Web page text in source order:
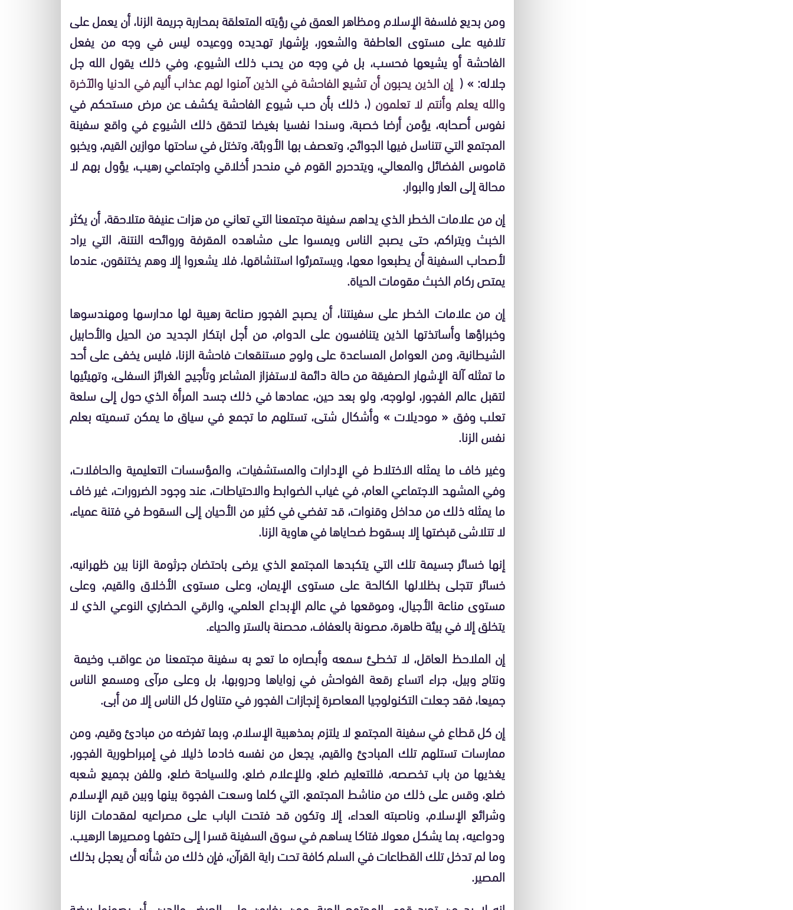
ومن بديع فلسفة الإسلام ومظاهر العمق في رؤيته المتعلقة بمحاربة جريمة الزنا، أن يعمل على
تلافيه على مستوى العاطفة والشعور، بإشهار تهديده ووعيده ليس في وجه من يفعل
الفاحشة أو يشيعها فحسب، بل في وجه من يحب ذلك الشيوع، وفي ذلك يقول الله جل
جلاله: »( إن الذين يحبون أن تشيع الفاحشة في الذين آمنوا لهم عذاب أليم في الدنيا والآخرة
والله يعلم وأنتم لا تعلمون (،ذلك بأن حب شيوع الفاحشة يكشف عن مرض مستحكم في
نفوس أصحابه، يؤمن أرضا خصبة، وسندا نفسيا بغيضا لتحقق ذلك الشيوع في واقع سفينة
المجتمع التي تتناسل فيها الجوائح، وتعصف بها الأوبئة، وتختل في ساحتها موازين القيم، ويخبو
قاموس الفضائل والمعالي، ويتدحرج القوم في منحدر أخلاقي واجتماعي رهيب، يؤول بهم لا
محالة إلى العار والبوار.
إن من علامات الخطر الذي يداهم سفينة مجتمعنا التي تعاني من هزات عنيفة متلاحقة، أن يكثر
الخبث ويتراكم، حتى يصبح الناس ويمسوا على مشاهده المقرفة وروائحه النتنة، التي يراد
لأصحاب السفينة أن يطبعوا معها، ويستمرئوا استنشاقها، فلا يشعروا إلا وهم يختنقون، عندما
يمتص ركام الخبث مقومات الحياة.
إن من علامات الخطر على سفينتنا، أن يصبح الفجور صناعة رهيبة لها مدارسها ومهندسوها
وخبراؤها وأساتذتها الذين يتنافسون على الدوام، من أجل ابتكار الجديد من الحيل والأحابيل
الشيطانية، ومن العوامل المساعدة على ولوج مستنقعات فاحشة الزنا، فليس يخفى على أحد
ما تمثله آلة الإشهار الصفيقة من حالة دائمة لاستفزاز المشاعر وتأجيج الغرائز السفلى، وتهيئيها
لتقبل عالم الفجور، لولوجه، ولو بعد حين، عمادها في ذلك جسد المرأة الذي حول إلى سلعة
تعلب وفق « موديلات » وأشكال شتى، تستلهم ما تجمع في سياق ما يمكن تسميته بعلم
نفس الزنا.
وغير خاف ما يمثله الاختلاط في الإدارات والمستشفيات، والمؤسسات التعليمية والحافلات،
وفي المشهد الاجتماعي العام، في غياب الضوابط والاحتياطات، عند وجود الضرورات، غير خاف
ما يمثله ذلك من مداخل وقنوات، قد تفضي في كثير من الأحيان إلى السقوط في فتنة عمياء،
لا تتلاشى قبضتها إلا بسقوط ضحاياها في هاوية الزنا.
إنها خسائر جسيمة تلك التي يتكبدها المجتمع الذي يرضى باحتضان جرثومة الزنا بين ظهرانيه،
خسائر تتجلى بظلالها الكالحة على مستوى الإيمان، وعلى مستوى الأخلاق والقيم، وعلى
مستوى مناعة الأجيال، وموقعها في عالم الإبداع العلمي، والرقي الحضاري النوعي الذي لا
يتخلق إلا في بيئة طاهرة، مصونة بالعفاف، محصنة بالستر والحياء.
إن الملاحظ العاقل، لا تخطئ سمعه وأبصاره ما تعج به سفينة مجتمعنا من عواقب وخيمة
ونتاج وبيل، جراء اتساع رقعة الفواحش في زواياها ودروبها، بل وعلى مرآى ومسمع الناس
جميعا، فقد جعلت التكنولوجيا المعاصرة إنجازات الفجور في متناول كل الناس إلا من أبى.
إن كل قطاع في سفينة المجتمع لا يلتزم بمذهبية الإسلام، وبما تفرضه من مبادئ وقيم، ومن
ممارسات تستلهم تلك المبادئ والقيم، يجعل من نفسه خادما ذليلا في إمبراطورية الفجور،
يغذيها من باب تخصصه، فللتعليم ضلع، وللإعلام ضلع، وللسياحة ضلع، وللفن بجميع شعبه
ضلع، وقس على ذلك من مناشط المجتمع، التي كلما وسعت الفجوة بينها وبين قيم الإسلام
وشرائع الإسلام، وناصبته العداء، إلا وتكون قد فتحت الباب على مصراعيه لمقدمات الزنا
ودواعيه، بما يشكل معولا فتاكا يساهم في سوق السفينة قسرا إلى حتفها ومصيرها الرهيب.
وما لم تدخل تلك القطاعات في السلم كافة تحت راية القرآن، فإن ذلك من شأنه أن يعجل بذلك
المصير.